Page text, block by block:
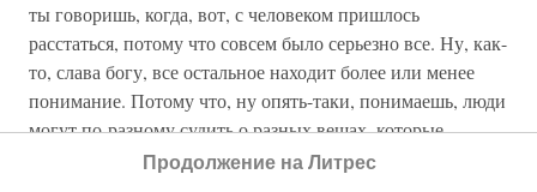
ты говоришь, когда, вот, с человеком пришлось
расстаться, потому что совсем было серьезно все. Ну, как-
то, слава богу, все остальное находит более или менее
понимание. Потому что, ну опять-таки, понимаешь, люди
могут по-разному судить о разных вещах, которые
происходят вокруг нас. Но, в принципе, ты же знаешь,
Продолжение на Литрес